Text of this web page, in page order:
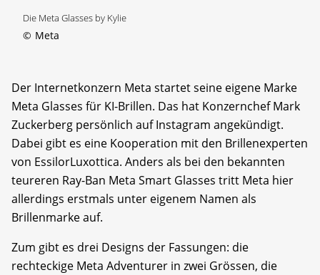
Die Meta Glasses by Kylie
© Meta
Der Internetkonzern Meta startet seine eigene Marke
Meta Glasses für KI-Brillen. Das hat Konzernchef Mark
Zuckerberg persönlich auf Instagram angekündigt.
Dabei gibt es eine Kooperation mit den Brillenexperten
von EssilorLuxottica. Anders als bei den bekannten
teureren Ray-Ban Meta Smart Glasses tritt Meta hier
allerdings erstmals unter eigenem Namen als
Brillenmarke auf.
Zum gibt es drei Designs der Fassungen: die
rechteckige Meta Adventurer in zwei Grössen, die